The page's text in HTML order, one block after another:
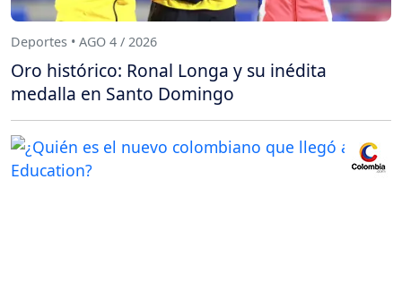
Deportes • AGO 4 / 2026
Oro histórico: Ronal Longa y su inédita
medalla en Santo Domingo